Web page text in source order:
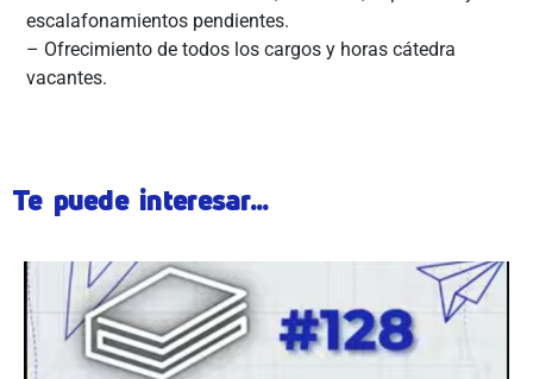
escalafonamientos pendientes.
– Ofrecimiento de todos los cargos y horas cátedra
vacantes.
Te puede interesar...